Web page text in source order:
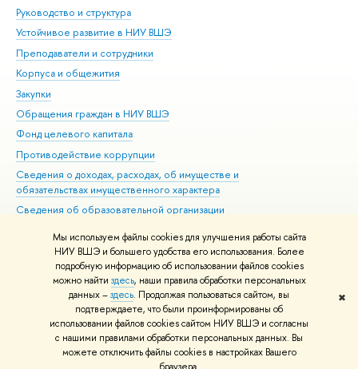
Мы используем файлы cookies для улучшения работы сайта
НИУ ВШЭ и большего удобства его использования. Более
подробную информацию об использовании файлов cookies
можно найти здесь, наши правила обработки персональных
данных –здесь. Продолжая пользоваться сайтом, вы
подтверждаете, что были проинформированы об
использовании файлов cookies сайтом НИУ ВШЭ и согласны
с нашими правилами обработки персональных данных. Вы
можете отключить файлы cookies в настройках Вашего
✖
Руководство и структура
Устойчивое развитие в НИУ ВШЭ
Преподаватели и сотрудники
Корпуса и общежития
Закупки
Обращения граждан в НИУ ВШЭ
Фонд целевого капитала
Противодействие коррупции
Сведения о доходах, расходах, об имуществе и
обязательствах имущественного характера
Сведения об образовательной организации
Людям с ограниченными возможностями здоровья
Единая платежная страница
Работа в Вышке
© НИУ ВШЭ 1993–2026 Адреса и контакты Условия использования
материалов Политика конфиденциальности Карта сайта
Шрифты HSE Sans и HSE Slab разработаны вШколе дизайна НИУ ВШЭ